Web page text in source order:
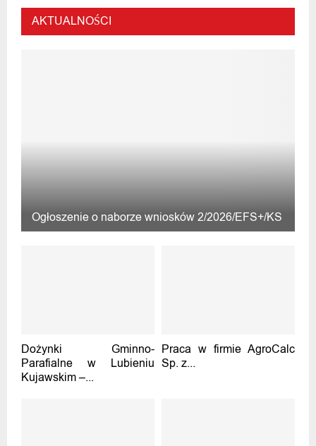
AKTUALNOŚCI
Ogłoszenie o naborze wniosków 2/2026/EFS+/KS
Dożynki Gminno-
Parafialne w Lubieniu
Kujawskim –...
Praca w firmie AgroCalc
Sp. z...